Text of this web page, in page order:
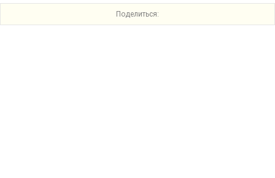
Поделиться: